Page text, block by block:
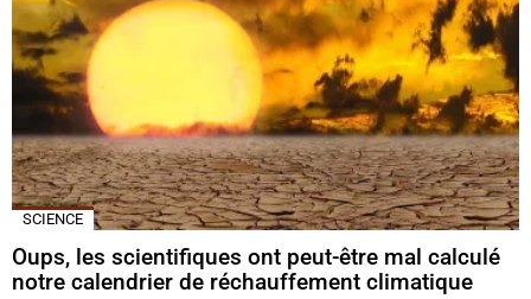
SCIENCE
Oups, les scientifiques ont peut-être mal calculé
notre calendrier de réchauffement climatique